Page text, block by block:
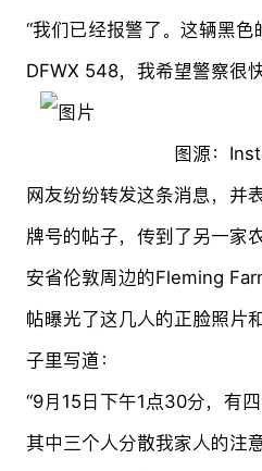
“我们已经报警了。这辆黑
DFWX 548，我希望警察很
图源：
网友纷纷转发这条消息，并
牌号的帖子，传到了另一家农
安省伦敦周边的Fleming
帖曝光了这几人的正脸照片
子里写道：
“9月15日下午1点30分，有
其中三个人分散我家人的注